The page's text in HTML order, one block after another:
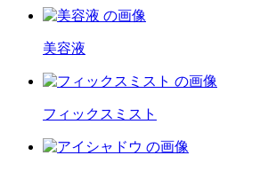
美容液
フィックスミスト